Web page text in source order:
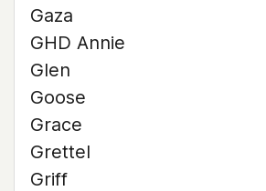
Gaza
GHD Annie
Glen
Goose
Grace
Grettel
Griff